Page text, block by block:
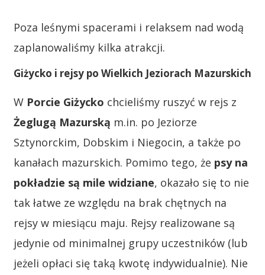
Poza leśnymi spacerami i relaksem nad wodą
zaplanowaliśmy kilka atrakcji.
Giżycko i rejsy po Wielkich Jeziorach Mazurskich
W Porcie Giżycko chcieliśmy ruszyć w rejs z
Żeglugą Mazurską m.in. po Jeziorze
Sztynorckim, Dobskim i Niegocin, a także po
kanałach mazurskich. Pomimo tego, że psy na
pokładzie są mile widziane, okazało się to nie
tak łatwe ze względu na brak chętnych na
rejsy w miesiącu maju. Rejsy realizowane są
jedynie od minimalnej grupy uczestników (lub
jeżeli opłaci się taką kwotę indywidualnie). Nie